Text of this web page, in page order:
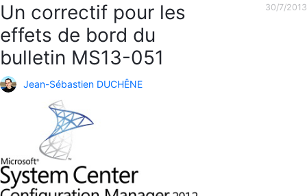
Un correctif pour les
effets de bord du
bulletin MS13-051
Jean-Sébastien DUCHÊNE
30/7/2013